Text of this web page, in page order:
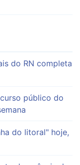
do RN completa
público do
do litoral" hoje,